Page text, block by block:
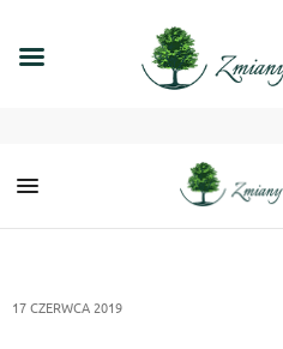
17 CZERWCA 2019